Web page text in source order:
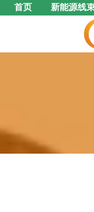
首页 新能源线